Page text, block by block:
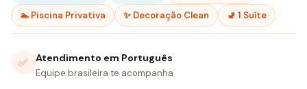
🏊 Piscina Privativa
✨ Decoração Clean 🚽 1 Suíte
✅ Atendimento em Português
Equipe brasileira te acompanha